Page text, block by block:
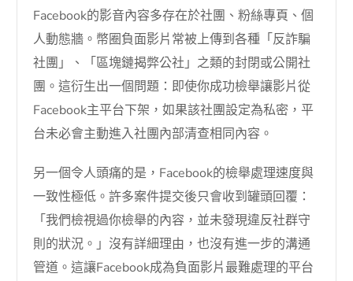
Facebook的影音內容多存在於社團、粉絲專頁、個
人動態牆。幣圈負面影片常被上傳到各種「反詐騙
社團」、「區塊鏈揭弊公社」之類的封閉或公開社
團。這衍生出一個問題：即使你成功檢舉讓影片從
Facebook主平台下架，如果該社團設定為私密，平
台未必會主動進入社團內部清查相同內容。
另一個令人頭痛的是，Facebook的檢舉處理速度與
一致性極低。許多案件提交後只會收到罐頭回覆：
「我們檢視過你檢舉的內容，並未發現違反社群守
則的狀況。」沒有詳細理由，也沒有進一步的溝通
管道。這讓Facebook成為負面影片最難處理的平台